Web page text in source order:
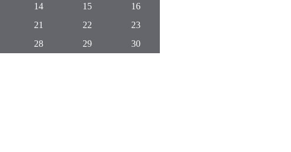
14 15
16
21 22
23
28 29
30